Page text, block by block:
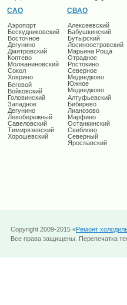
САО
Аэропорт
Бескудниковский
Восточное
Дегунино
Дмитровский
Коптево
Молжаниновский
Сокол
Ховрино
Беговой
Войковский
Головинский
Западное
Дегунино
Левобережный
Савеловский
Тимирязевский
Хорошевский
СВАО
Алексеевский
Бабушкинский
Бутырский
Лосиноостровский
Марьина Роща
Отрадное
Ростокино
Северное
Медведково
Южное
Медведково
Алтуфьевский
Бибирево
Лианозово
Марфино
Останкинский
Свиблово
Северный
Ярославский
Copyright 2009-2015 «Ремонт
Все права защищены. Перепечатка